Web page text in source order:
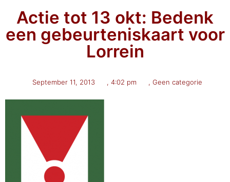
Actie tot 13 okt: Bedenk
een gebeurteniskaart voor
Lorrein
September 11, 2013 , 4:02 pm , Geen categorie